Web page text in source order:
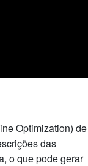
Optimization) de
das
o que pode gerar